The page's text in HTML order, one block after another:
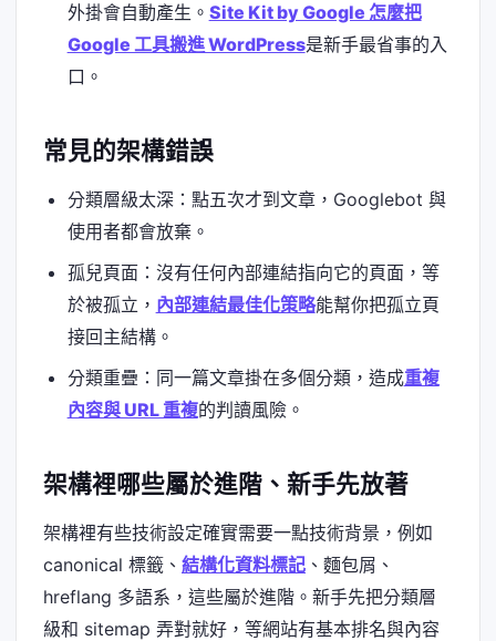
外掛會自動產生。 Site Kit by Google 怎麼把
Google 工具搬進 WordPress是新手最省事的入
口。
常見的架構錯誤
分類層級太深：點五次才到文章，Googlebot 與
使用者都會放棄。
孤兒頁面：沒有任何內部連結指向它的頁面，等
於被孤立， 內部連結最佳化策略能幫你把孤立頁
接回主結構。
分類重疊：同一篇文章掛在多個分類，造成重複
內容與 URL 重複的判讀風險。
架構裡哪些屬於進階、新手先放著
架構裡有些技術設定確實需要一點技術背景，例如
canonical 標籤、 結構化資料標記 、麵包屑、
hreflang 多語系，這些屬於進階。新手先把分類層
級和 sitemap 弄對就好，等網站有基本排名與內容